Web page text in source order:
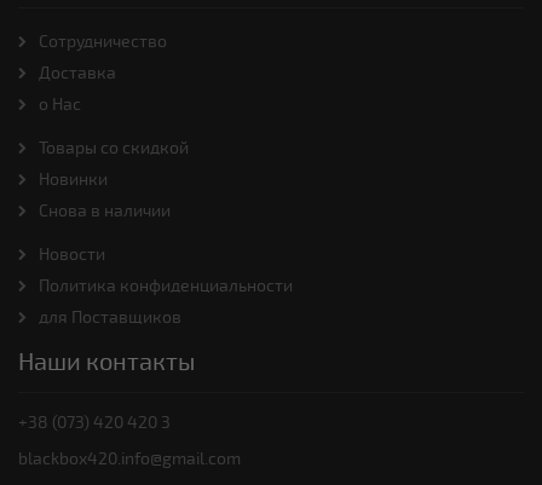
Cотрудничество
Доставка
о Нас
Товары со скидкой
Новинки
Снова в наличии
Новости
Политика конфиденциальности
для Поставщиков
Наши контакты
+38 (073) 420 420 3
blackbox420.info@gmail.com